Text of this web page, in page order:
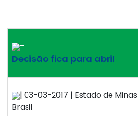
–
Decisão fica para abril
| 03-03-2017 | Estado de
Brasil